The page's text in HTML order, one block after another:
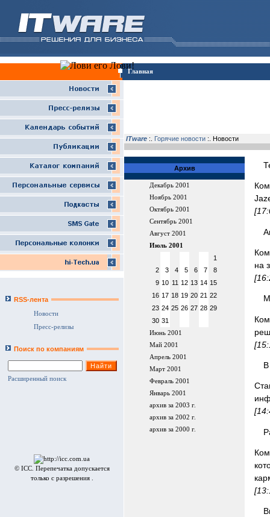
Главная
RSS-лента
Новости
Пресс-релизы
Поиск по компаниям
Расширенный поиск
© ICC. Перепечатка допускается
только с разрешения .
ITware :. Горячие новости :. Новости
Архив
Декабрь 2001
Ноябрь 2001
Октябрь 2001
Сентябрь 2001
Август 2001
Июль 2001
1
2
3 4 5 6 7
8
9 10 11 12 13 14 15
16 17 18 19 20 21 22
23 24 25 26 27 28 29
30 31
Июнь 2001
Май 2001
Апрель 2001
Март 2001
Февраль 2001
Январь 2001
архив за 2003 г.
архив за 2002 г.
архив за 2000 г.
на